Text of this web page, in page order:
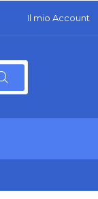
Il mio Account